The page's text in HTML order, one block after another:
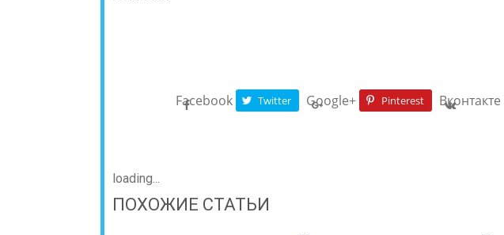
Facebook Twitter Google+ Pinterest Вконтакте
loading...
ПОХОЖИЕ СТАТЬИ